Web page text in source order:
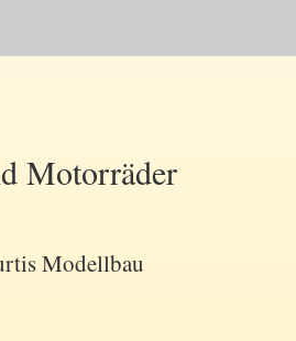
Motorräder
Modellbau